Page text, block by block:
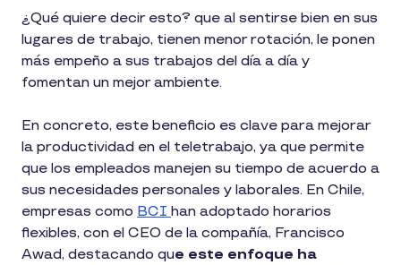
¿Qué quiere decir esto? que al sentirse bien en sus
lugares de trabajo, tienen menor rotación, le ponen
más empeño a sus trabajos del día a día y
fomentan un mejor ambiente.
En concreto, este beneficio es clave para mejorar
la productividad en el teletrabajo, ya que permite
que los empleados manejen su tiempo de acuerdo a
sus necesidades personales y laborales. En Chile,
empresas como BCI han adoptado horarios
flexibles, con el CEO de la compañía, Francisco
Awad, destacando que este enfoque ha